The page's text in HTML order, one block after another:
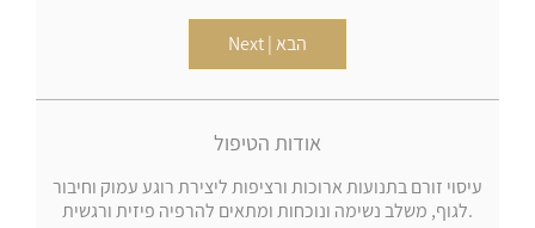
Next | הבא
אודות הטיפול
עיסוי זורם בתנועות ארוכות ורציפות ליצירת רוגע עמוק וחיבור
לגוף, משלב נשימה ונוכחות ומתאים להרפיה פיזית ורגשית.